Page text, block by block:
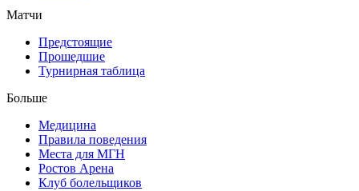
Матчи
Предстоящие
Прошедшие
Турнирная таблица
Больше
Медицина
Правила поведения
Места для МГН
Ростов Арена
Клуб болельщиков